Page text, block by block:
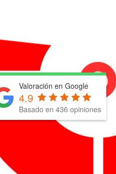
Valoración en Google
4.9
Basado en 436 opiniones